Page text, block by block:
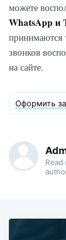
можете
WhatsApp и
принимаются
звонков
на сайте.
Оформить
Read